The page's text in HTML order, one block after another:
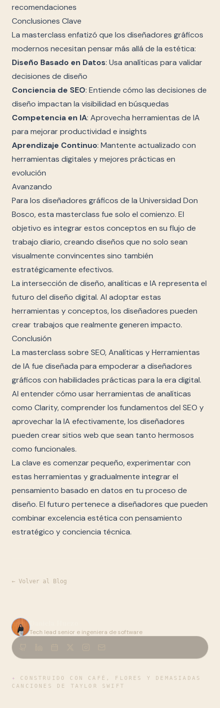
recomendaciones
Conclusiones Clave
La masterclass enfatizó que los diseñadores gráficos
modernos necesitan pensar más allá de la estética:
Diseño Basado en Datos: Usa analíticas para validar
decisiones de diseño
Conciencia de SEO: Entiende cómo las decisiones de
diseño impactan la visibilidad en búsquedas
Competencia en IA: Aprovecha herramientas de IA
para mejorar productividad e insights
Aprendizaje Continuo: Mantente actualizado con
herramientas digitales y mejores prácticas en
evolución
Avanzando
Para los diseñadores gráficos de la Universidad Don
Bosco, esta masterclass fue solo el comienzo. El
objetivo es integrar estos conceptos en su flujo de
trabajo diario, creando diseños que no solo sean
visualmente convincentes sino también
estratégicamente efectivos.
La intersección de diseño, analíticas e IA representa el
futuro del diseño digital. Al adoptar estas
herramientas y conceptos, los diseñadores pueden
crear trabajos que realmente generen impacto.
Conclusión
La masterclass sobre SEO, Analíticas y Herramientas
de IA fue diseñada para empoderar a diseñadores
gráficos con habilidades prácticas para la era digital.
Al entender cómo usar herramientas de analíticas
como Clarity, comprender los fundamentos del SEO y
aprovechar la IA efectivamente, los diseñadores
pueden crear sitios web que sean tanto hermosos
como funcionales.
La clave es comenzar pequeño, experimentar con
estas herramientas y gradualmente integrar el
pensamiento basado en datos en tu proceso de
diseño. El futuro pertenece a diseñadores que pueden
combinar excelencia estética con pensamiento
estratégico y conciencia técnica.
← Volver al Blog
Daniela Huezo
Tech lead senior e ingeniera de software
✦
CONSTRUIDO CON CAFÉ, FLORES Y DEMASIADAS
CANCIONES DE TAYLOR SWIFT